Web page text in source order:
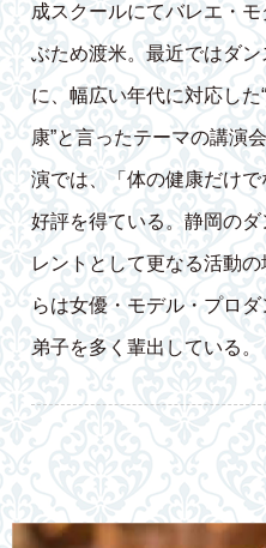
成スクールにてバレエ・
ぶため渡米。最近ではダ
に、幅広い年代に対応した
康”と言ったテーマの講演
演では、「体の健康だけ
好評を得ている。静岡の
レントとして更なる活動
らは女優・モデル・プロ
弟子を多く輩出している。